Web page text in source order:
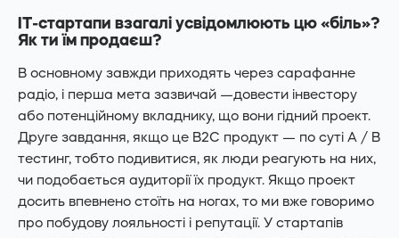
IT-стартапи взагалі усвідомлюють цю «біль»?
Як ти їм продаєш?
В основному завжди приходять через сарафанне
радіо, і перша мета зазвичай —довести інвестору
або потенційному вкладнику, що вони гідний проект.
Друге завдання, якщо це B2C продукт — по суті А / В
тестинг, тобто подивитися, як люди реагують на них,
чи подобається аудиторії їх продукт. Якщо проект
досить впевнено стоїть на ногах, то ми вже говоримо
про побудову лояльності і репутації. У стартапів